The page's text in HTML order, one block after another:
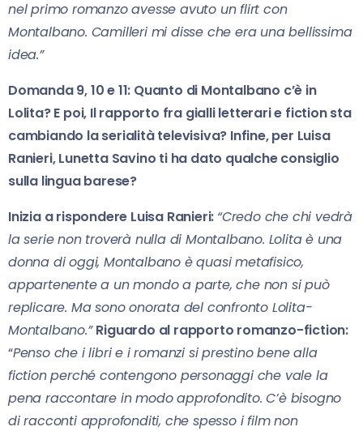
nel primo romanzo avesse avuto un flirt con
Montalbano. Camilleri mi disse che era una bellissima
idea.”
Domanda 9, 10 e 11: Quanto di Montalbano c’è in
Lolita? E poi, Il rapporto fra gialli letterari e fiction sta
cambiando la serialità televisiva? Infine, per Luisa
Ranieri, Lunetta Savino ti ha dato qualche consiglio
sulla lingua barese?
Inizia a rispondere Luisa Ranieri: “Credo che chi vedrà
la serie non troverà nulla di Montalbano. Lolita è una
donna di oggi, Montalbano è quasi metafisico,
appartenente a un mondo a parte, che non si può
replicare. Ma sono onorata del confronto Lolita-
Montalbano.”Riguardo al rapporto romanzo-fiction:
“Penso che i libri e i romanzi si prestino bene alla
fiction perché contengono personaggi che vale la
pena raccontare in modo approfondito. C’è bisogno
di racconti approfonditi, che spesso i film non